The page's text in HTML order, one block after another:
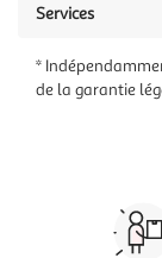
Services
*
de la garantie